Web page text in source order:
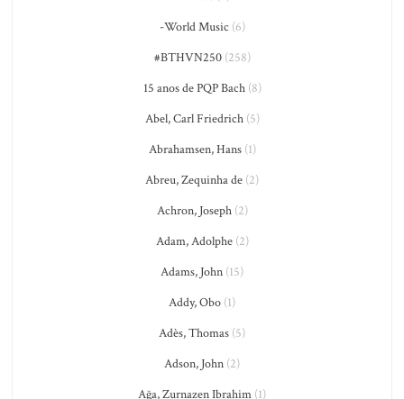
-World Music (6)
#BTHVN250(258)
15 anos de PQP Bach(8)
Abel, Carl Friedrich(5)
Abrahamsen, Hans(1)
Abreu, Zequinha de (2)
Achron, Joseph(2)
Adam, Adolphe(2)
Adams, John (15)
Addy, Obo (1)
Adès, Thomas (5)
Adson, John (2)
Ağa, Zurnazen Ibrahim (1)